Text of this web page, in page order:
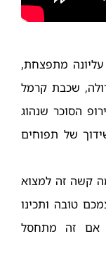
מתפצחת,
שכבת קרמל
הסוכר שנהוג
של תפוחים
קשה זה למצוא
טובה ותכינו
אם זה מתחסל